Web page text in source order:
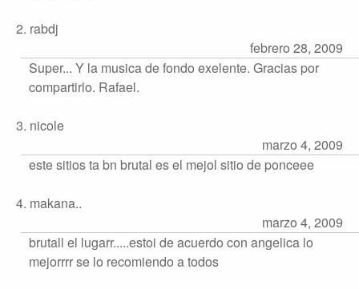
2. rabdj
febrero 28, 2009
Super... Y la musica de fondo exelente. Gracias por
compartirlo. Rafael.
3. nicole
marzo 4, 2009
este sitios ta bn brutal es el mejol sitio de ponceee
4. makana..
marzo 4, 2009
brutall el lugarr.....estoi de acuerdo con angelica lo
mejorrrr se lo recomiendo a todos